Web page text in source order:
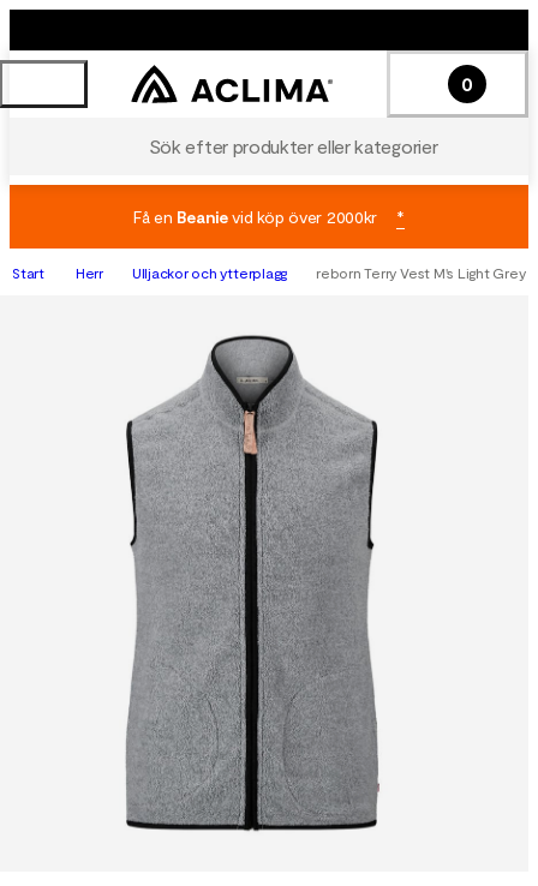
Sök efter produkter eller kategorier
0
Få en Beanievid köp över 2000kr *
Start Herr Ulljackor och ytterplagg reborn Terry Vest M's Light Grey